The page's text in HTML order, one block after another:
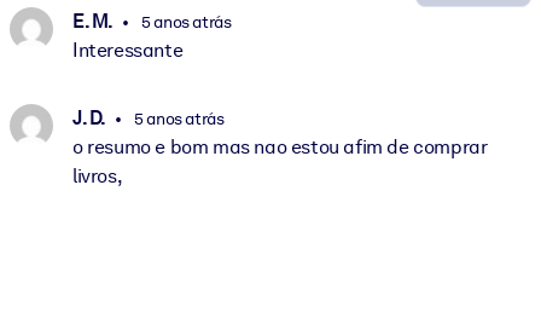
E. M. 5 anos atrás
Interessante
J. D. 5 anos atrás
o resumo e bom mas nao estou afim de comprar
livros,